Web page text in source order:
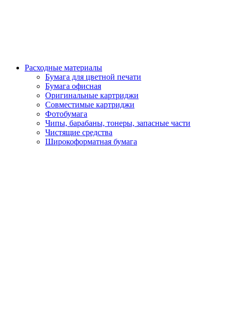
Расходные материалы
Бумага для цветной печати
Бумага офисная
Оригинальные картриджи
Совместимые картриджи
Фотобумага
Чипы, барабаны, тонеры, запасные части
Чистящие средства
Широкоформатная бумага